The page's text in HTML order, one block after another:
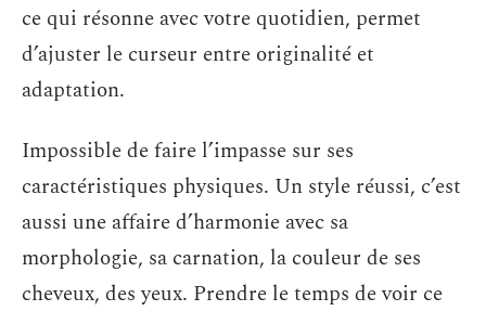
ce qui résonne avec votre quotidien, permet
d’ajuster le curseur entre originalité et
adaptation.
Impossible de faire l’impasse sur ses
caractéristiques physiques. Un style réussi, c’est
aussi une affaire d’harmonie avec sa
morphologie, sa carnation, la couleur de ses
cheveux, des yeux. Prendre le temps de voir ce